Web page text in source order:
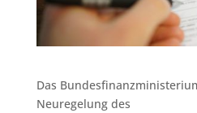
Das
Neuregelung des